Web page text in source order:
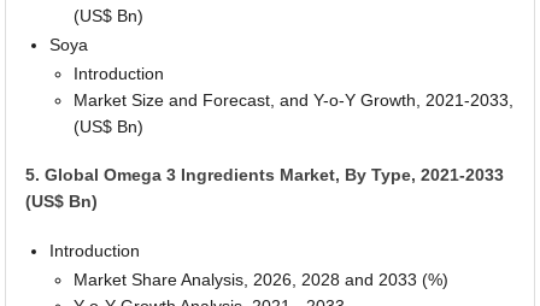
(US$ Bn)
Soya
Introduction
Market Size and Forecast, and Y-o-Y Growth, 2021-2033,
(US$ Bn)
5. Global Omega 3 Ingredients Market, By Type, 2021-2033
(US$ Bn)
Introduction
Market Share Analysis, 2026, 2028 and 2033 (%)